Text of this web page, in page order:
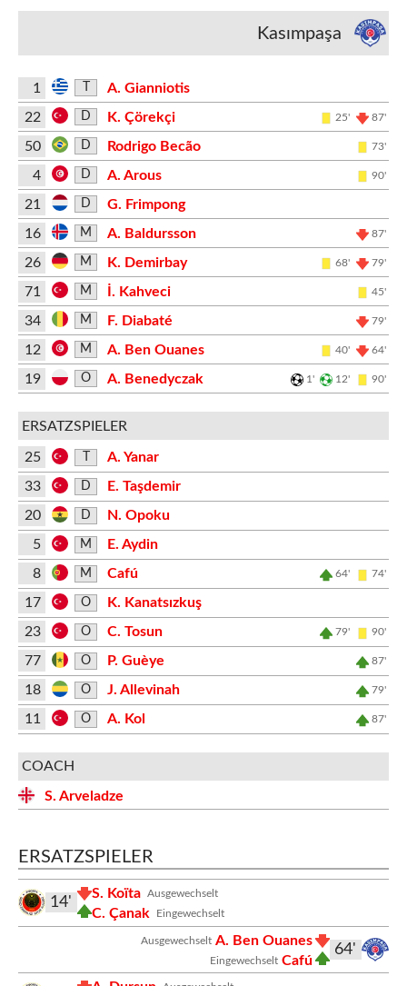
Kasımpaşa
1
A. Gianniotis
22
D K. Çörekçi 25' 87'
50 D Rodrigo Becão 73'
4 D A. Arous 90'
21 D
G. Frimpong
16
M A. Baldursson 87'
26 M K. Demirbay 68' 79'
71 M İ. Kahveci 45'
34 M F. Diabaté 79'
12 M A. Ben Ouanes 40' 64'
19 O A. Benedyczak 1' 12' 90'
ERSATZSPIELER
25
A. Yanar
33
D
E. Taşdemir
20
D
N. Opoku
5
M
E. Aydin
8
M Cafú 64' 74'
17 O
K. Kanatsızkuş
23
O C. Tosun 79' 90'
77 O P. Guèye 87'
18 O J. Allevinah 79'
11 O A. Kol 87'
COACH
S. Arveladze
ERSATZSPIELER
Ausgewechselt
S. Koïta
Eingewechselt
C. Çanak
14'
64'
Ausgewechselt A. Ben Ouanes
Eingewechselt Cafú